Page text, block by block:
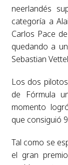
neerlandés
categoría a
Carlos Pace
quedando a
Sebastian
Los dos
de Fórmula
momento
que consiguió
Tal como se
el gran